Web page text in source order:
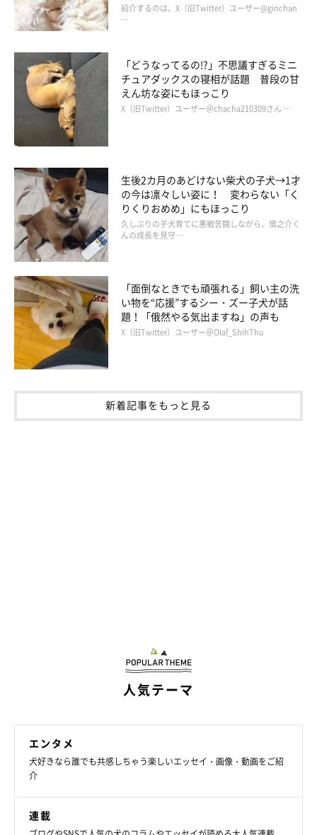
紹介するのは、X（旧Twitter）ユーザー@ginchan
…
「どうなってるの!?」不思議すぎるミニ
チュアダックスの寝相が話題 普段の甘
えん坊な姿にもほっこり
X（旧Twitter）ユーザー＠chacha210309さん …
生後2カ月のあどけない柴犬の子犬→1才
の今は凛々しい姿に！ 変わらない「く
りくりおめめ」にもほっこり
久しぶりの子犬育てに悪戦苦闘しながら、慎之介く
んの成長を見守 …
「面倒なときでも頑張れる」飼い主の洗
い物を“応援”するシー・ズー子犬が話
題！「俄然やる気出ますね」の声も
X（旧Twitter）ユーザー＠Olaf_ShihThu
新着記事をもっと見る
人気テーマ
エンタメ
犬好きなら誰でも共感しちゃう楽しいエッセイ・画像・動画をご紹
介
連載